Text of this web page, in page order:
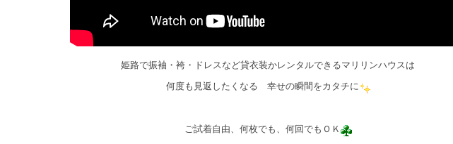
姫路で振袖・袴・ドレスなど貸衣装かレンタルできるマリリンハウスは
何度も見返したくなる 幸せの瞬間をカタチに
ご試着自由、何枚でも、何回でもＯＫ